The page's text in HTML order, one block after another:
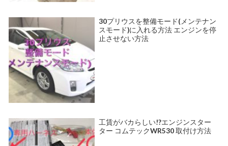
30プリウスを整備モード(メンテナン
スモード)に入れる方法 エンジンを停
止させない方法
工賃がバカらしい!?エンジンスター
ター コムテックWR530 取付け方法